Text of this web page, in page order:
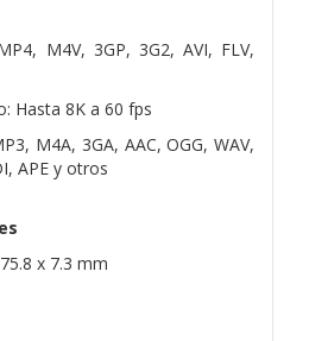
M4V, 3GP, 3G2, AVI, FLV,
Hasta 8K a 60 fps
M4A, 3GA, AAC, OGG, WAV,
APE y otros
x 7.3 mm